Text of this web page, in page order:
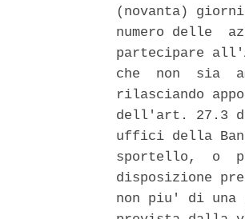
(novanta)
numero delle
partecipare
che  non  sia
rilasciando
dell'art. 27.3
uffici della
sportello,  o
disposizione
non piu' di una